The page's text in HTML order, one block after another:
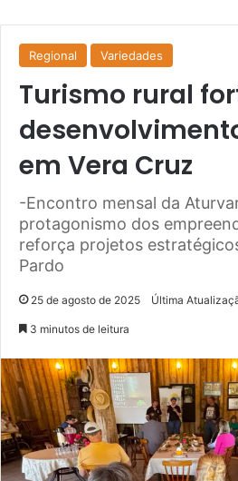
Regional Variedades
Turismo rural
em Vera Cruz
-Encontro mensal da
protagonismo dos
reforça projetos
Pardo
25 de agosto de 2025 Última
3 minutos de leitura